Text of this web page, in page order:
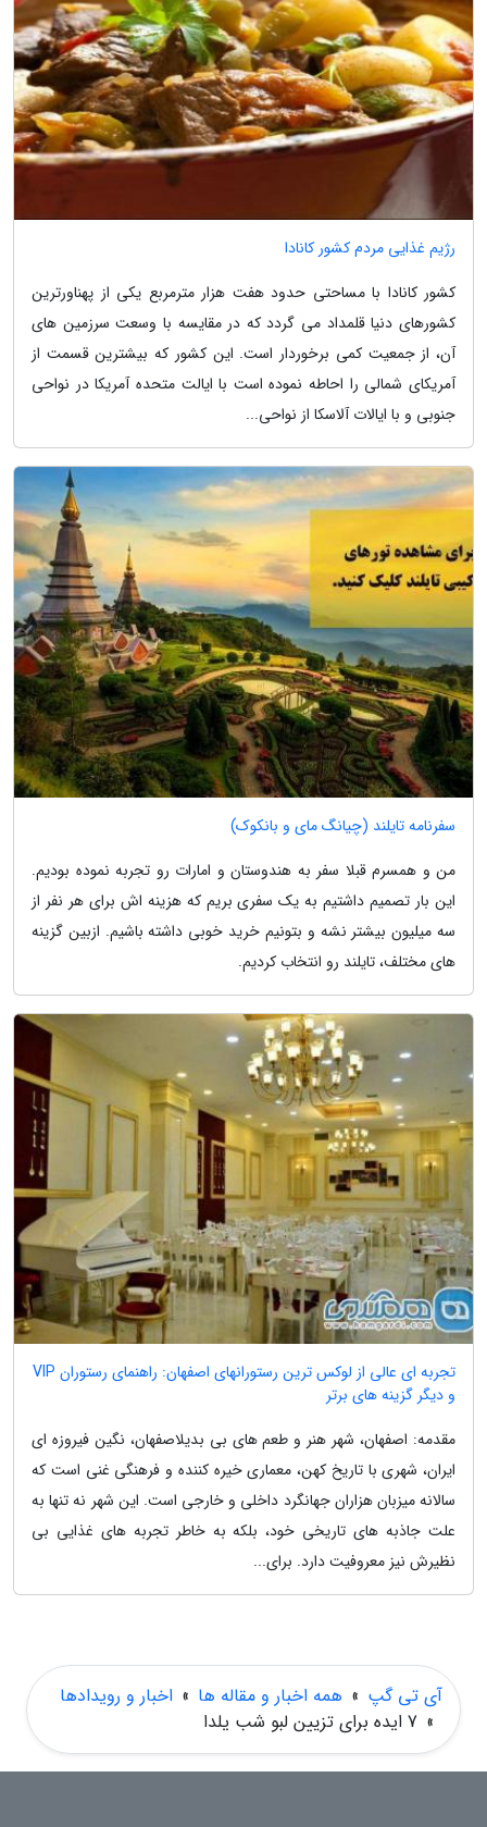
رژیم غذایی مردم کشور کانادا
کشور کانادا با مساحتی حدود هفت هزار مترمربع یکی از پهناورترین
کشورهای دنیا قلمداد می گردد که در مقایسه با وسعت سرزمین های
آن، از جمعیت کمی برخوردار است. این کشور که بیشترین قسمت از
آمریکای شمالی را احاطه نموده است با ایالت متحده آمریکا در نواحی
جنوبی و با ایالات آلاسکا از نواحی...
سفرنامه تایلند (چیانگ مای و بانکوک)
من و همسرم قبلا سفر به هندوستان و امارات رو تجربه نموده بودیم.
این بار تصمیم داشتیم به یک سفری بریم که هزینه اش برای هر نفر از
سه میلیون بیشتر نشه و بتونیم خرید خوبی داشته باشیم. ازبین گزینه
های مختلف، تایلند رو انتخاب کردیم.
تجربه ای عالی از لوکس ترین رستورانهای اصفهان: راهنمای رستوران VIP
و دیگر گزینه های برتر
مقدمه: اصفهان، شهر هنر و طعم های بی بدیلاصفهان، نگین فیروزه ای
ایران، شهری با تاریخ کهن، معماری خیره کننده و فرهنگی غنی است که
سالانه میزبان هزاران جهانگرد داخلی و خارجی است. این شهر نه تنها به
علت جاذبه های تاریخی خود، بلکه به خاطر تجربه های غذایی بی
نظیرش نیز معروفیت دارد. برای...
آی تی گپ » همه اخبار و مقاله ها » اخبار و رویدادها
» 7 ایده برای تزیین لبو شب یلدا